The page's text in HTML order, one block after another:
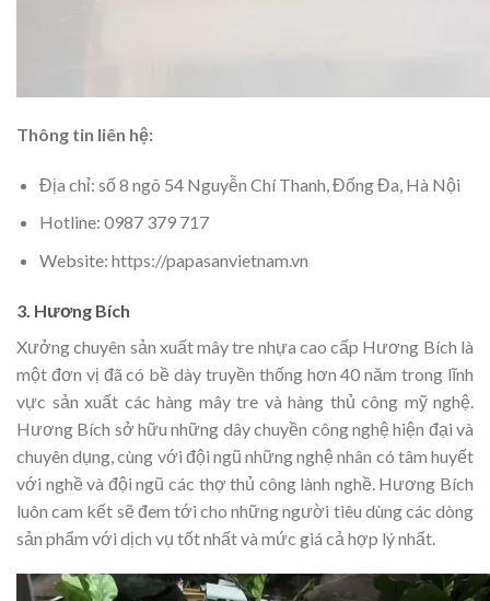
Thông tin liên hệ:
Địa chỉ: số 8 ngõ 54 Nguyễn Chí Thanh, Đống Đa, Hà Nội
Hotline: 0987 379 717
Website: https://papasanvietnam.vn
3. Hương Bích
Xưởng chuyên sản xuất mây tre nhựa cao cấp Hương Bích là
một đơn vị đã có bề dày truyền thống hơn 40 năm trong lĩnh
vực sản xuất các hàng mây tre và hàng thủ công mỹ nghệ.
Hương Bích sở hữu những dây chuyền công nghệ hiện đại và
chuyên dụng, cùng với đội ngũ những nghệ nhân có tâm huyết
với nghề và đội ngũ các thợ thủ công lành nghề. Hương Bích
luôn cam kết sẽ đem tới cho những người tiêu dùng các dòng
sản phẩm với dịch vụ tốt nhất và mức giá cả hợp lý nhất.